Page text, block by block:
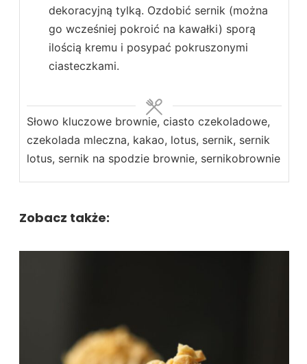
dekoracyjną tylką. Ozdobić sernik (można
go wcześniej pokroić na kawałki) sporą
ilością kremu i posypać pokruszonymi
ciasteczkami.
Słowo kluczowe brownie, ciasto czekoladowe,
czekolada mleczna, kakao, lotus, sernik, sernik
lotus, sernik na spodzie brownie, sernikobrownie
Zobacz także: